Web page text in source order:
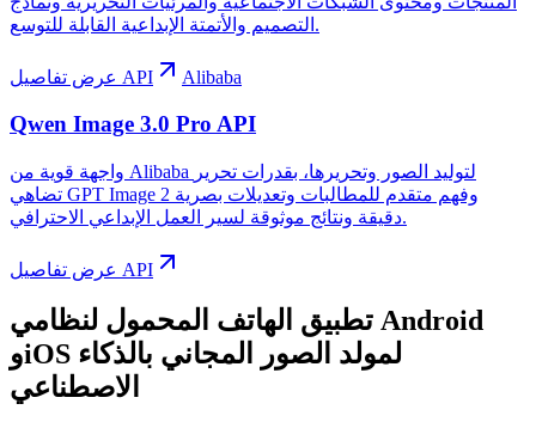
التصميم والأتمتة الإبداعية القابلة للتوسع.
عرض تفاصيل API Alibaba
Qwen Image 3.0 Pro API
واجهة قوية من Alibaba لتوليد الصور وتحريرها، بقدرات تحرير
تضاهي GPT Image 2 وفهم متقدم للمطالبات وتعديلات بصرية
دقيقة ونتائج موثوقة لسير العمل الإبداعي الاحترافي.
عرض تفاصيل API
تطبيق الهاتف المحمول لنظامي Android
وiOS لمولد الصور المجاني بالذكاء
الاصطناعي